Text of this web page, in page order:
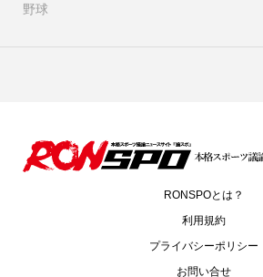
野球
RONSPOとは？
利用規約
プライバシーポリシー
お問い合せ